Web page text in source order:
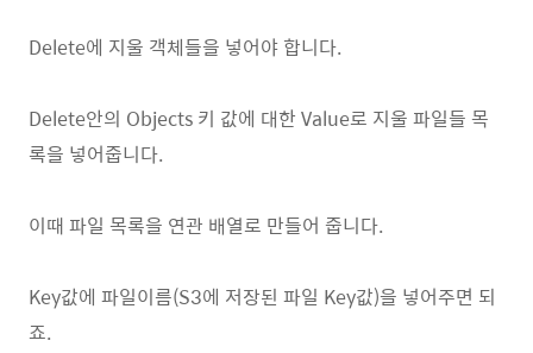
Delete에 지울 객체들을 넣어야 합니다.
Delete안의 Objects 키 값에 대한 Value로 지울 파일들 목
록을 넣어줍니다.
이때 파일 목록을 연관 배열로 만들어 줍니다.
Key값에 파일이름(S3에 저장된 파일 Key값)을 넣어주면 되
죠.